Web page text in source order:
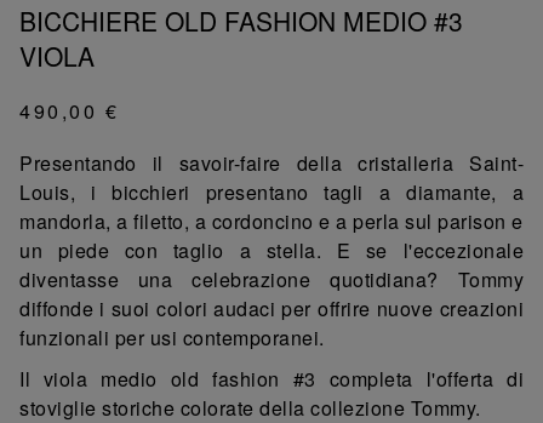
BICCHIERE OLD FASHION MEDIO #3
VIOLA
490,00 €
Presentando il savoir-faire della cristalleria Saint-
Louis, i bicchieri presentano tagli a diamante, a
mandorla, a filetto, a cordoncino e a perla sul parison e
un piede con taglio a stella. E se l'eccezionale
diventasse una celebrazione quotidiana? Tommy
diffonde i suoi colori audaci per offrire nuove creazioni
funzionali per usi contemporanei.
Il viola medio old fashion #3 completa l'offerta di
stoviglie storiche colorate della collezione Tommy.